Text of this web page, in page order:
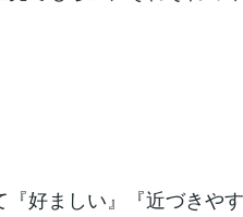
好ましい』『近づきやす